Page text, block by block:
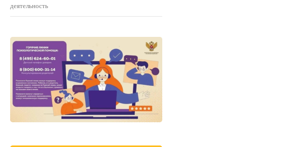
деятельность